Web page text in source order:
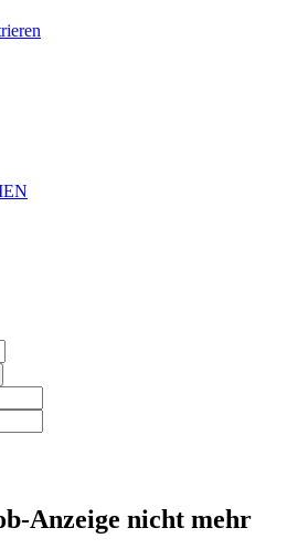
Anzeige nicht mehr